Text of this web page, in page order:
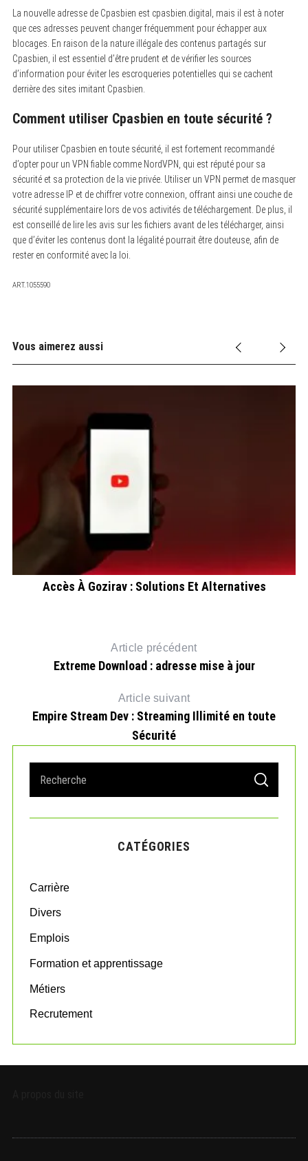
La nouvelle adresse de Cpasbien est cpasbien.digital, mais il est à noter
que ces adresses peuvent changer fréquemment pour échapper aux
blocages. En raison de la nature illégale des contenus partagés sur
Cpasbien, il est essentiel d’être prudent et de vérifier les sources
d’information pour éviter les escroqueries potentielles qui se cachent
derrière des sites imitant Cpasbien.
Comment utiliser Cpasbien en toute sécurité ?
Pour utiliser Cpasbien en toute sécurité, il est fortement recommandé
d’opter pour un VPN fiable comme NordVPN, qui est réputé pour sa
sécurité et sa protection de la vie privée. Utiliser un VPN permet de masquer
votre adresse IP et de chiffrer votre connexion, offrant ainsi une couche de
sécurité supplémentaire lors de vos activités de téléchargement. De plus, il
est conseillé de lire les avis sur les fichiers avant de les télécharger, ainsi
que d’éviter les contenus dont la légalité pourrait être douteuse, afin de
rester en conformité avec la loi.
ART.1055590
Vous aimerez aussi
Accès À Gozirav : Solutions Et Alternatives
Article précédent
Extreme Download : adresse mise à jour
Article suivant
Empire Stream Dev : Streaming Illimité en toute
Sécurité
a
r
o
:
S
A
C
CATÉGORIES
Carrière
Divers
Emplois
Formation et apprentissage
Métiers
Recrutement